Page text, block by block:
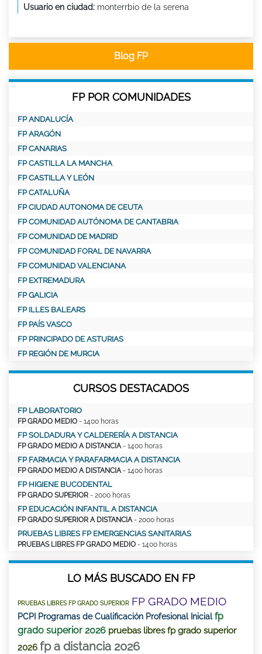
Usuario en ciudad: monterrbio de la serena
Blog FP
FP POR COMUNIDADES
FP ANDALUCÍA
FP ARAGÓN
FP CANARIAS
FP CASTILLA LA MANCHA
FP CASTILLA Y LEÓN
FP CATALUÑA
FP CIUDAD AUTONOMA DE CEUTA
FP COMUNIDAD AUTÓNOMA DE CANTABRIA
FP COMUNIDAD DE MADRID
FP COMUNIDAD FORAL DE NAVARRA
FP COMUNIDAD VALENCIANA
FP EXTREMADURA
FP GALICIA
FP ILLES BALEARS
FP PAÍS VASCO
FP PRINCIPADO DE ASTURIAS
FP REGIÓN DE MURCIA
CURSOS DESTACADOS
FP LABORATORIO
FP GRADO MEDIO - 1400 horas
FP SOLDADURA Y CALDERERÍA A DISTANCIA
FP GRADO MEDIO A DISTANCIA - 1400 horas
FP FARMACIA Y PARAFARMACIA A DISTANCIA
FP GRADO MEDIO A DISTANCIA - 1400 horas
FP HIGIENE BUCODENTAL
FP GRADO SUPERIOR - 2000 horas
FP EDUCACIÓN INFANTIL A DISTANCIA
FP GRADO SUPERIOR A DISTANCIA - 2000 horas
PRUEBAS LIBRES FP EMERGENCIAS SANITARIAS
PRUEBAS LIBRES FP GRADO MEDIO - 1400 horas
LO MÁS BUSCADO EN FP
PRUEBAS LIBRES FP GRADO SUPERIOR FP GRADO MEDIO
PCPI Programas de Cualificación Profesional Inicial fp
grado superior 2026 pruebas libres fp grado superior
2026 fp a distancia 2026